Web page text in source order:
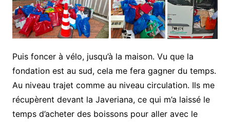
Puis foncer à vélo, jusqu’à la maison. Vu que la
fondation est au sud, cela me fera gagner du temps.
Au niveau trajet comme au niveau circulation. Ils me
récupèrent devant la Javeriana, ce qui m’a laissé le
temps d’acheter des boissons pour aller avec le